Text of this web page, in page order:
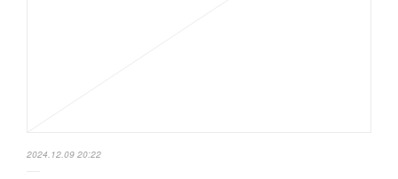
2024.12.09 20:22